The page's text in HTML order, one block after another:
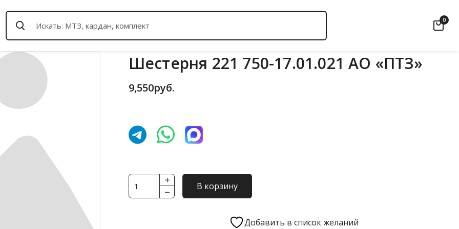
0
Шестерня 221 750-17.01.021 АО «ПТЗ»
9,550руб.
Количество
товара
В корзину
Добавить в список желаний